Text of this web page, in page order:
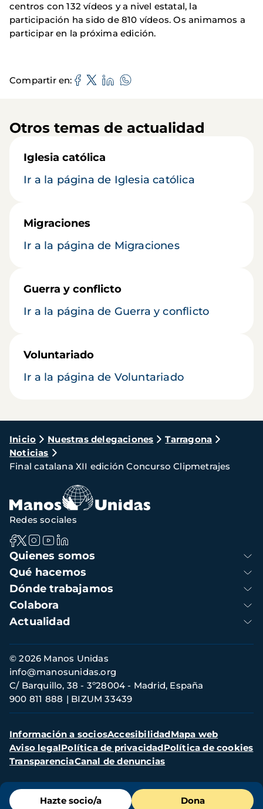
centros con 132 vídeos y a nivel estatal, la
participación ha sido de 810 vídeos. Os animamos a
participar en la próxima edición.
Compartir en
Otros temas de actualidad
Iglesia católica
Ir a la página de Iglesia católica
Migraciones
Ir a la página de Migraciones
Guerra y conflicto
Ir a la página de Guerra y conflicto
Voluntariado
Ir a la página de Voluntariado
Ruta
de
navegación
Inicio Nuestras delegaciones
Tarragona
Noticias
Final catalana XII edición Concurso Clipmetrajes
Menú
de
Hazte socio/a Dona
Navegación
principal
Quienes somos
Qué hacemos
Dónde trabajamos
Colabora
Actualidad
Redes sociales
Información
de
contacto
© 2026 Manos Unidas
C/ Barquillo, 38 - 3º28004 - Madrid, España
900 811 888
BIZUM 33439
info@manosunidas.org
Menú
secundario
Información a sociosAccesibilidadMapa web
Aviso legalPolítica de privacidadPolítica de cookies
TransparenciaCanal de denuncias